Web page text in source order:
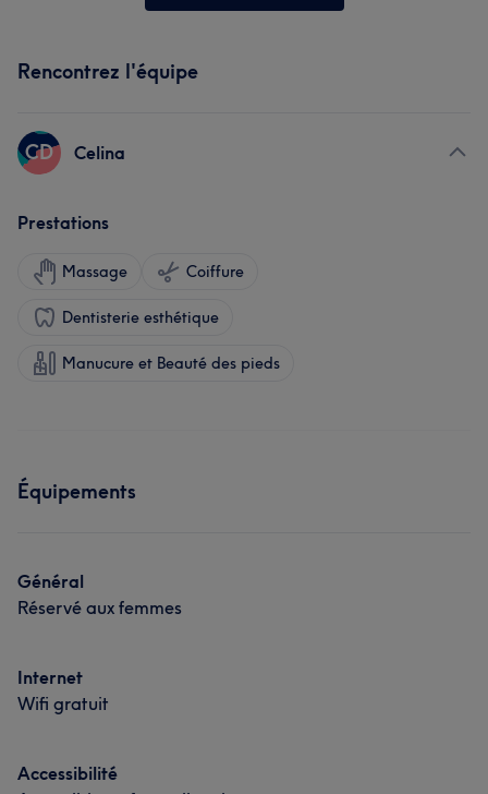
Rencontrez l'équipe
CD Celina
Prestations
Massage Coiffure
Dentisterie esthétique
Manucure et Beauté des pieds
Équipements
Général
Réservé aux femmes
Internet
Wifi gratuit
Accessibilité